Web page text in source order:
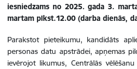
iesniedzams no 2025. gada 3.
martam plkst.12.00 (darba dienās,
Parakstot pieteikumu, kandidāts
personas datu apstrādei, apņemas
ievērojot likumus, Centrālās